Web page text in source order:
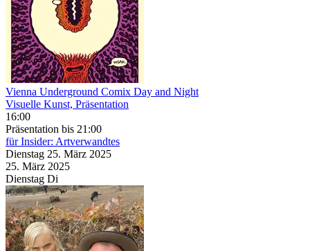
Vienna Underground Comix Day and Night
Visuelle Kunst, Präsentation
16:00
Präsentation bis 21:00
für Insider: Artverwandtes
Dienstag 25. März 2025
25. März 2025
Dienstag Di